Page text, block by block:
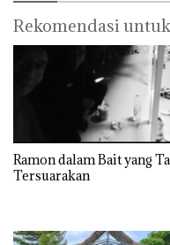
Rekomendasi
Ramon dalam Bait yang
Tersuarakan